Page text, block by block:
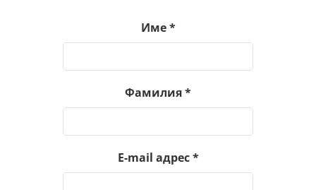
Име*
Фамилия*
E-mail адрес*